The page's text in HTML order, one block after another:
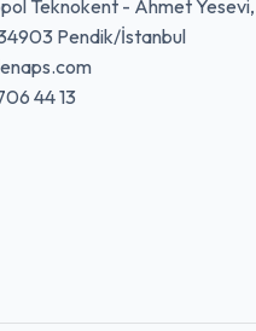
Teknokent - Ahmet
Pendik/İstanbul
44 13